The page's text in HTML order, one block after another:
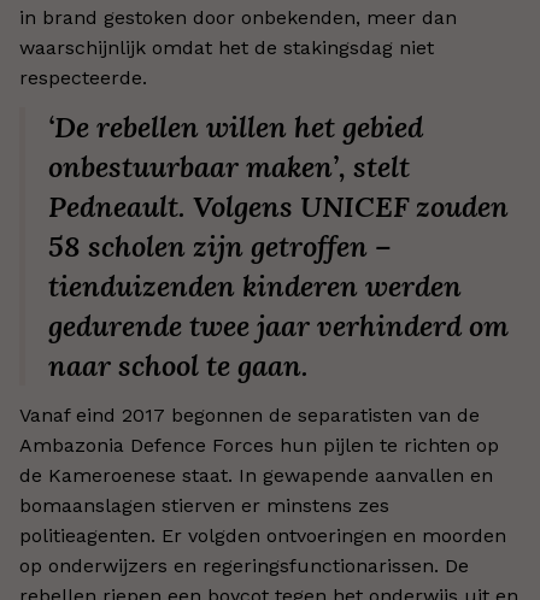
in brand gestoken door onbekenden, meer dan
waarschijnlijk omdat het de stakingsdag niet
respecteerde.
‘De rebellen willen het gebied
onbestuurbaar maken’, stelt
Pedneault. Volgens UNICEF zouden
58 scholen zijn getroffen –
tienduizenden kinderen werden
gedurende twee jaar verhinderd om
naar school te gaan.
Vanaf eind 2017 begonnen de separatisten van de
Ambazonia Defence Forces hun pijlen te richten op
de Kameroenese staat. In gewapende aanvallen en
bomaanslagen stierven er minstens zes
politieagenten. Er volgden ontvoeringen en moorden
op onderwijzers en regeringsfunctionarissen. De